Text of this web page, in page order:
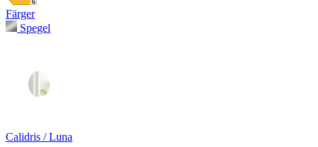
Färger
Spegel
Calidris / Luna